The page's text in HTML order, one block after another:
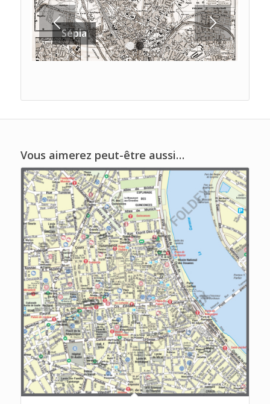
Sépia
1 2
Vous aimerez peut-être aussi…